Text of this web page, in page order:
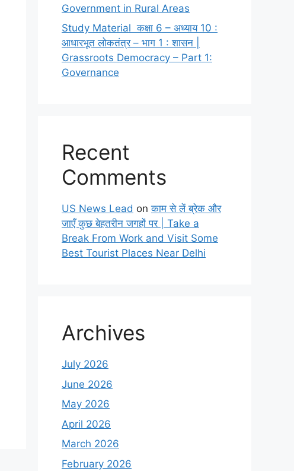
Government in Rural Areas
Study Material कक्षा 6 – अध्याय 10 :
आधारभूत लोकतंत्र – भाग 1 : शासन |
Grassroots Democracy – Part 1:
Governance
Recent
Comments
US News Lead onकाम से लें ब्रेक और
जाएँ कुछ बेहतरीन जगहों पर | Take a
Break From Work and Visit Some
Best Tourist Places Near Delhi
Archives
July 2026
June 2026
May 2026
April 2026
March 2026
February 2026